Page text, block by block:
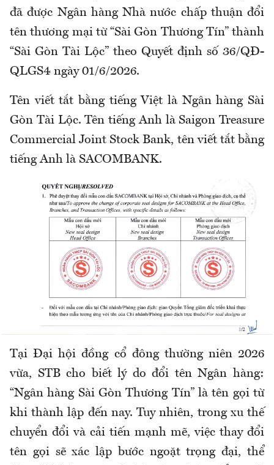
đã được Ngân hàng Nhà nước chấp thuận đổi
tên thương mại từ “Sài Gòn Thương Tín” thành
“Sài Gòn Tài Lộc” theo Quyết định số 36/QĐ-
QLGS4 ngày 01/6/2026.
Tên viết tắt bằng tiếng Việt là Ngân hàng Sài
Gòn Tài Lộc. Tên tiếng Anh là Saigon Treasure
Commercial Joint Stock Bank, tên viết tắt bằng
tiếng Anh là SACOMBANK.
Tại Đại hội đồng cổ đông thường niên 2026
vừa, STB cho biết lý do đổi tên Ngân hàng:
“Ngân hàng Sài Gòn Thương Tín” là tên gọi từ
khi thành lập đến nay. Tuy nhiên, trong xu thế
chuyển đổi và cải tiến mạnh mẽ, việc thay đổi
tên gọi sẽ xác lập bước ngoặt trọng đại, thể